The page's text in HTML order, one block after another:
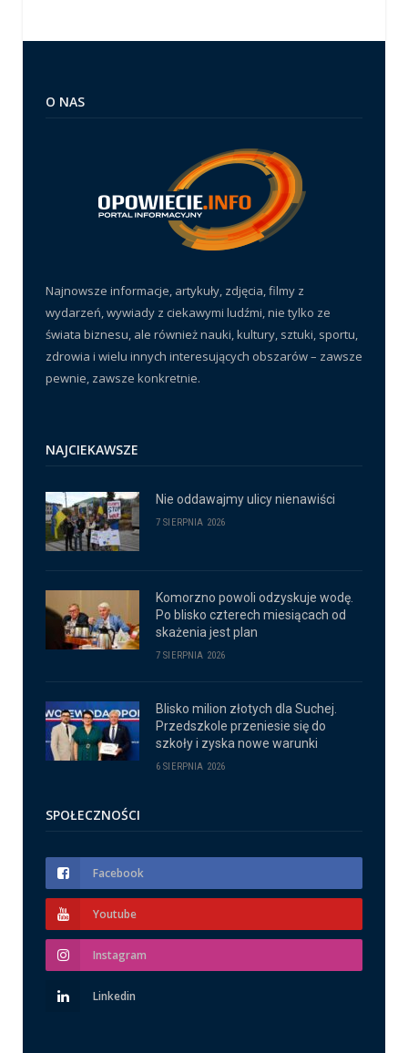
O NAS
Najnowsze informacje, artykuły, zdjęcia, filmy z
wydarzeń, wywiady z ciekawymi ludźmi, nie tylko ze
świata biznesu, ale również nauki, kultury, sztuki, sportu,
zdrowia i wielu innych interesujących obszarów – zawsze
pewnie, zawsze konkretnie.
NAJCIEKAWSZE
Nie oddawajmy ulicy nienawiści
7 SIERPNIA 2026
Komorzno powoli odzyskuje wodę.
Po blisko czterech miesiącach od
skażenia jest plan
7 SIERPNIA 2026
Blisko milion złotych dla Suchej.
Przedszkole przeniesie się do
szkoły i zyska nowe warunki
6 SIERPNIA 2026
SPOŁECZNOŚCI
Facebook
Youtube
Instagram
Linkedin